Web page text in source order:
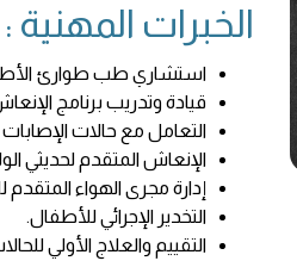
الخبرات المهنية :
استشاري طب طوارئ
قيادة وتدريب برنامج
التعامل مع حالات الإصابات
الإنعاش المتقدم لحديثي
إدارة مجرى الهواء المتقدم
التخدير الإجرائي للأطفال.
التقييم والعلاج الأولي